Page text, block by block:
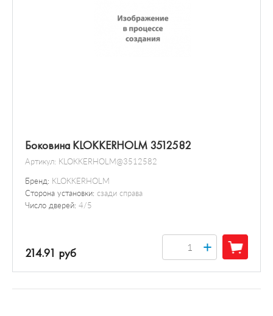
Боковина KLOKKERHOLM 3512582
Артикул: KLOKKERHOLM@3512582
Бренд: KLOKKERHOLM
Сторона установки: сзади справа
Число дверей: 4/5
214.91 руб +